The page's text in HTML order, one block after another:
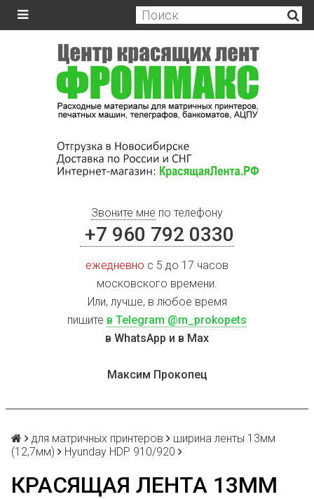
Звоните мне по телефону
+7 960 792 0330
ежедневно с 5 до 17 часов
московского времени.
Или, лучше, в любое время
пишите в Telegram @m_prokopets
в WhatsApp и в Max
Максим Прокопец
для матричных принтеров
ширина ленты 13мм
(12,7мм)
Hyunday HDP 910/920
КРАСЯЩАЯ ЛЕНТА 13ММ